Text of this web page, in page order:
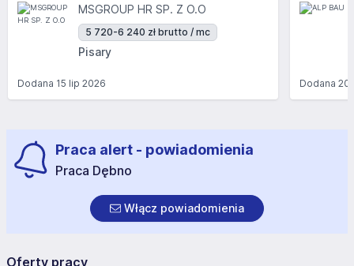
MSGROUP HR SP. Z O.O
5 720-6 240 zł brutto / mc
Pisary
Dodana 15 lip 2026 Dodana20
Praca alert - powiadomienia
Praca Dębno
Włącz powiadomienia
Oferty pracy